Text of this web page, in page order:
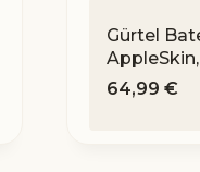
Gürtel
64,99€